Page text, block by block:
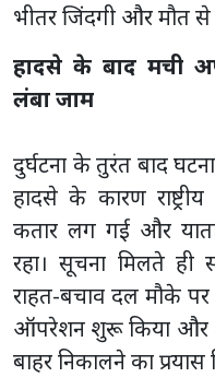
भीतर जिंदगी और मौत
हादसे के बाद मची
लंबा जाम
दुर्घटना के तुरंत बाद
हादसे के कारण
कतार लग गई और
रहा। सूचना मिलते
राहत-बचाव दल मौके
ऑपरेशन शुरू किया और
बाहर निकालने का प्रयास